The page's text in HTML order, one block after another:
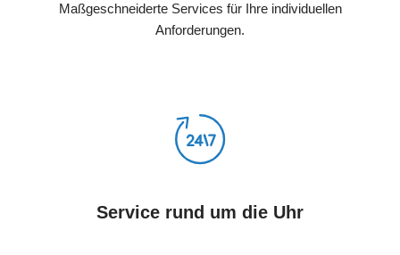
Maßgeschneiderte Services für Ihre individuellen
Anforderungen.
Service rund um die Uhr